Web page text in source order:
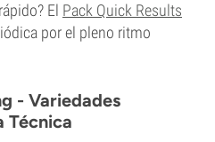
El Pack Quick Results
por el pleno ritmo
- Variedades
Técnica